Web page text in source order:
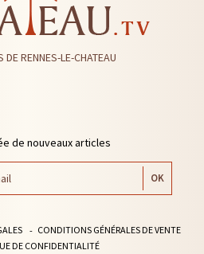
DE RENNES-LE-CHATEAU
de nouveaux articles
CONDITIONS GÉNÉRALES DE VENTE
DE CONFIDENTIALITÉ